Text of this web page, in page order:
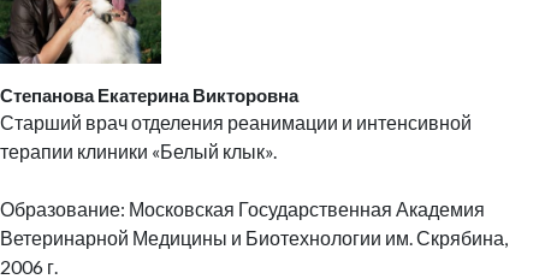
Степанова Екатерина Викторовна
Старший врач отделения реанимации и интенсивной
терапии клиники «Белый клык».
Образование: Московская Государственная Академия
Ветеринарной Медицины и Биотехнологии им. Скрябина,
2006 г.